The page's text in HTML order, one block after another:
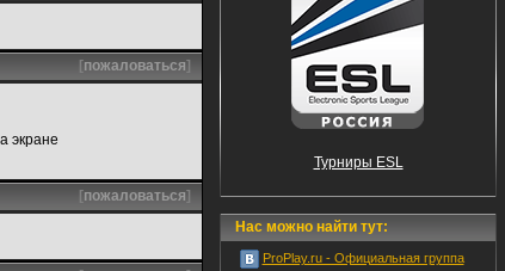
[пожаловаться]
экране
[пожаловаться]
Турниры ESL
Нас можно найти тут:
ProPlay.ru - Официальная группа